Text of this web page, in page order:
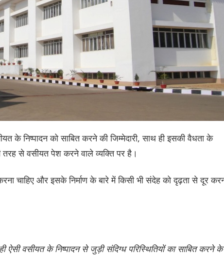
के निष्पादन को साबित करने की जिम्मेदारी, साथ ही इसकी वैधता के
तरह से वसीयत पेश करने वाले व्यक्ति पर है।
चाहिए और इसके निर्माण के बारे में किसी भी संदेह को दृढ़ता से दूर
ऐसी वसीयत के निष्पादन से जुड़ी संदिग्ध परिस्थितियों का साबित करने के